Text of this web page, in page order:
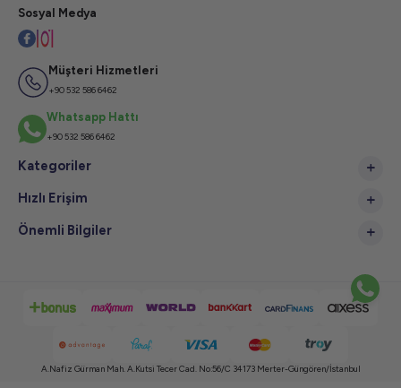
Sosyal Medya
Müşteri Hizmetleri
+90 532 586 6462
Whatsapp Hattı
+90 532 586 6462
Kategoriler
Hızlı Erişim
Önemli Bilgiler
A.Nafiz Gürman Mah. A.Kutsi Tecer Cad. No:56/C 34173 Merter-Güngören/İstanbul